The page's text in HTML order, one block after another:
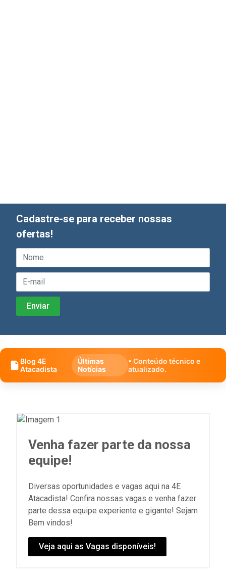
Cadastre-se para receber nossas
ofertas!
Blog 4E
Atacadista
Últimas
Notícias
• Conteúdo técnico e
atualizado.
Venha fazer parte da nossa
equipe!
Diversas oportunidades e vagas aqui na 4E
Atacadista! Confira nossas vagas e venha fazer
parte dessa equipe experiente e gigante! Sejam
Bem vindos!
Veja aqui as Vagas disponíveis!